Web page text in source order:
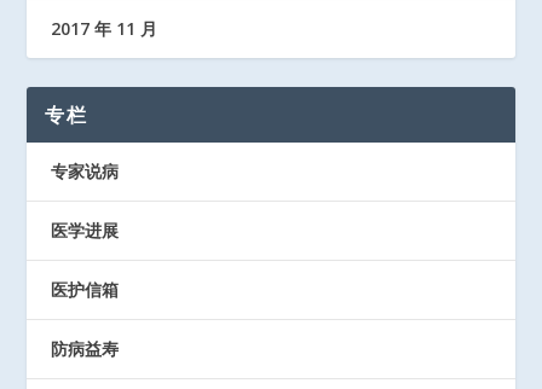
2017 年 11 月
专栏
专家说病
医学进展
医护信箱
防病益寿